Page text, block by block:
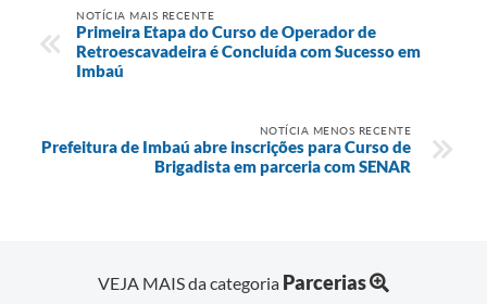
NOTÍCIA MAIS RECENTE
Primeira Etapa do Curso de Operador de
Retroescavadeira é Concluída com Sucesso em
Imbaú
NOTÍCIA MENOS RECENTE
Prefeitura de Imbaú abre inscrições para Curso de
Brigadista em parceria com SENAR
VEJA MAIS da categoria Parcerias